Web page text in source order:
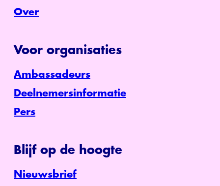
Over
Voor organisaties
Ambassadeurs
Deelnemersinformatie
Pers
Blijf op de hoogte
Nieuwsbrief